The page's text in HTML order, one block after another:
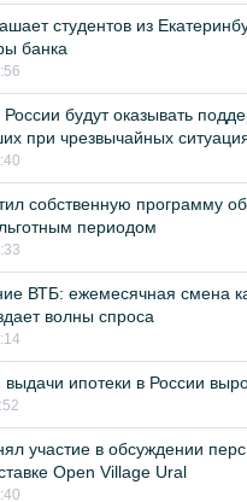
студентов из
банка
будут оказывать
при чрезвычайных
собственную программу
периодом
ВТБ: ежемесячная смена
волны спроса
ипотеки в России
участие в обсуждении
Open Village Ural